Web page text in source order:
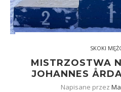
SKOKI
MISTRZOSTWA
JOHANNES
Napisane przez